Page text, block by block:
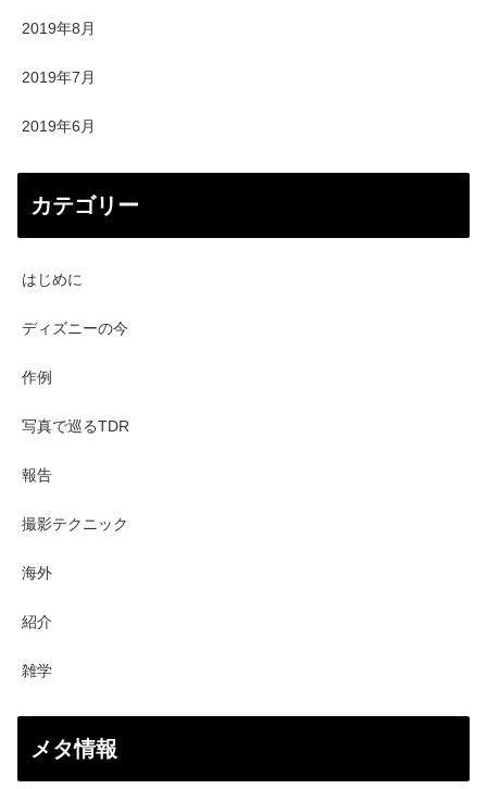
2019年8月
2019年7月
2019年6月
カテゴリー
はじめに
ディズニーの今
作例
写真で巡るTDR
報告
撮影テクニック
海外
紹介
雑学
メタ情報